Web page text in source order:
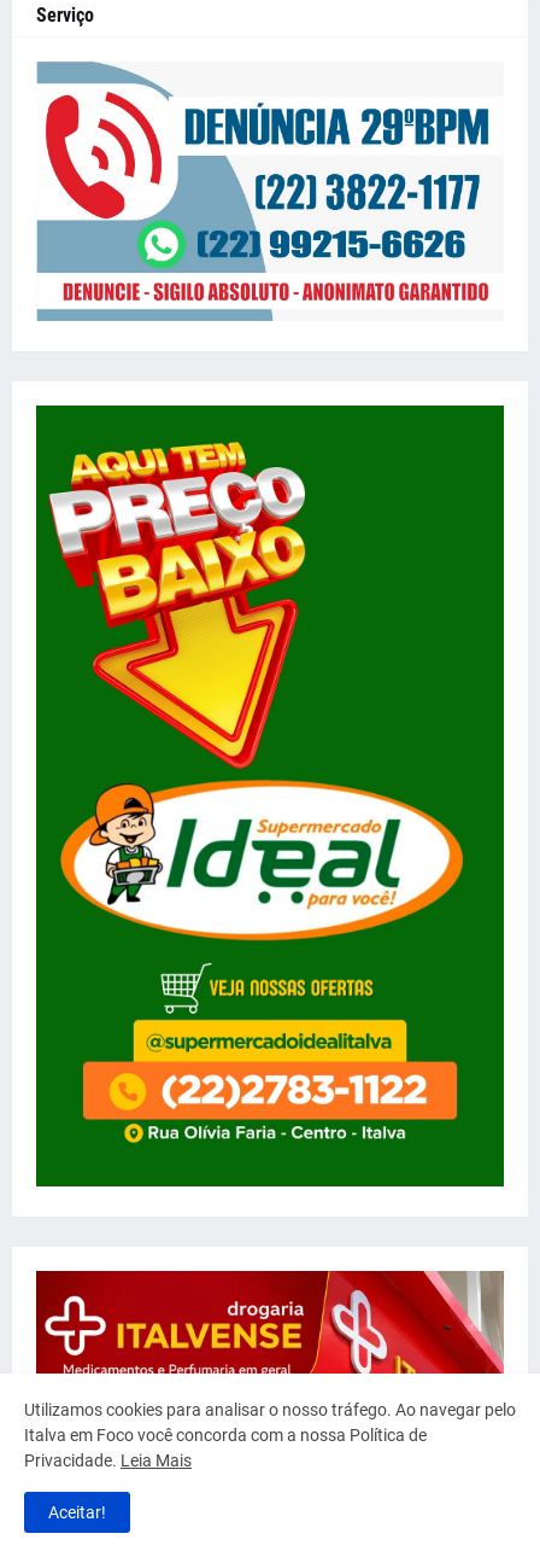
Serviço
Utilizamos cookies para analisar o nosso tráfego. Ao navegar pelo
Italva em Foco você concorda com a nossa Política de
Privacidade. Leia Mais
Aceitar!